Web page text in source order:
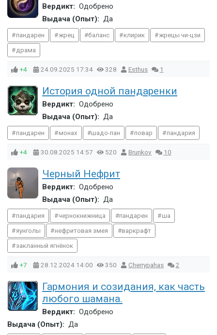
Вердикт: Одобрено
Выдача (Опыт): Да
пандарен жрец баланс клирик жрецы чи-цзи
драма
+4 24.09.2025 17:34 328 Esthus 1
История одной пандаренки
Вердикт: Одобрено
Выдача (Опыт): Да
пандарен монах шадо-пан повар пандария
+4 30.08.2025 14:57 520 Brunkov 10
Черный Нефрит
Вердикт: Одобрено
Выдача (Опыт): Да
пандария чернокнижница пандарен ша
яунголы нефритовая змея варкрафт
закланный ягнёнок
+7 28.12.2024 14:00 350 Cherrypahas 2
Гармония и созидания, как часть
любого шамана.
Вердикт: Одобрено
Выдача (Опыт): Да